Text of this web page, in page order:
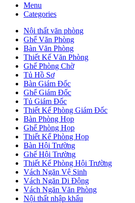
Menu
Categories
Nội thất văn phòng
Ghế Văn Phòng
Bàn Văn Phòng
Thiết Kế Văn Phòng
Ghế Phòng Chờ
Tủ Hồ Sơ
Bàn Giám Đốc
Ghế Giám Đốc
Tủ Giám Đốc
Thiết Kế Phòng Giám Đốc
Bàn Phòng Họp
Ghế Phòng Họp
Thiết Kế Phòng Họp
Bàn Hội Trường
Ghế Hội Trường
Thiết Kế Phòng Hội Trường
Vách Ngăn Vệ Sinh
Vách Ngăn Di Động
Vách Ngăn Văn Phòng
Nội thất nhập khẩu